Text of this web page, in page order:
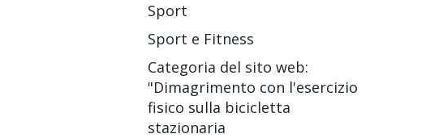
Sport
Sport e Fitness
Categoria del sito web:
"Dimagrimento con l'esercizio
fisico sulla bicicletta
stazionaria